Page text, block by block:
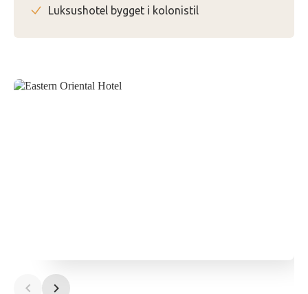
Luksushotel bygget i kolonistil